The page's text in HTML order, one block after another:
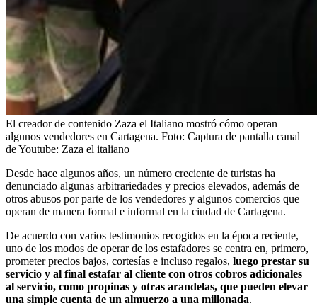
El creador de contenido Zaza el Italiano mostró cómo operan
algunos vendedores en Cartagena. Foto: Captura de pantalla canal
de Youtube: Zaza el italiano
Desde hace algunos años, un número creciente de turistas ha
denunciado algunas arbitrariedades y precios elevados, además de
otros abusos por parte de los vendedores y algunos comercios que
operan de manera formal e informal en la ciudad de Cartagena.
De acuerdo con varios testimonios recogidos en la época reciente,
uno de los modos de operar de los estafadores se centra en, primero,
prometer precios bajos, cortesías e incluso regalos, luego prestar su
servicio y al final estafar al cliente con otros cobros adicionales
al servicio, como propinas y otras arandelas, que pueden elevar
una simple cuenta de un almuerzo a una millonada.